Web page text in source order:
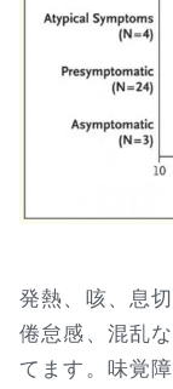
発熱、咳、息
倦怠感、混乱
てます。味覚